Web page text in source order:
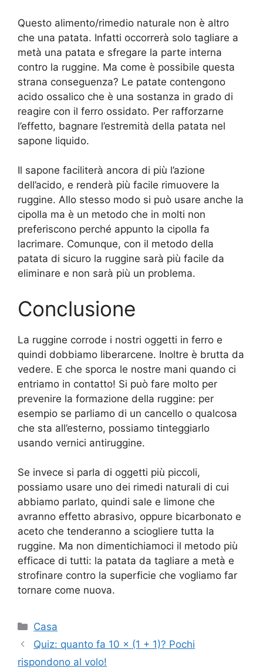
Questo alimento/rimedio naturale non è altro
che una patata. Infatti occorrerà solo tagliare a
metà una patata e sfregare la parte interna
contro la ruggine. Ma come è possibile questa
strana conseguenza? Le patate contengono
acido ossalico che è una sostanza in grado di
reagire con il ferro ossidato. Per rafforzarne
l’effetto, bagnare l’estremità della patata nel
sapone liquido.
Il sapone faciliterà ancora di più l’azione
dell’acido, e renderà più facile rimuovere la
ruggine. Allo stesso modo si può usare anche la
cipolla ma è un metodo che in molti non
preferiscono perché appunto la cipolla fa
lacrimare. Comunque, con il metodo della
patata di sicuro la ruggine sarà più facile da
eliminare e non sarà più un problema.
Conclusione
La ruggine corrode i nostri oggetti in ferro e
quindi dobbiamo liberarcene. Inoltre è brutta da
vedere. E che sporca le nostre mani quando ci
entriamo in contatto! Si può fare molto per
prevenire la formazione della ruggine: per
esempio se parliamo di un cancello o qualcosa
che sta all’esterno, possiamo tinteggiarlo
usando vernici antiruggine.
Se invece si parla di oggetti più piccoli,
possiamo usare uno dei rimedi naturali di cui
abbiamo parlato, quindi sale e limone che
avranno effetto abrasivo, oppure bicarbonato e
aceto che tenderanno a sciogliere tutta la
ruggine. Ma non dimentichiamoci il metodo più
efficace di tutti: la patata da tagliare a metà e
strofinare contro la superficie che vogliamo far
tornare come nuova.
Categorie
Casa
Quiz: quanto fa 10 × (1 + 1)? Pochi
rispondono al volo!